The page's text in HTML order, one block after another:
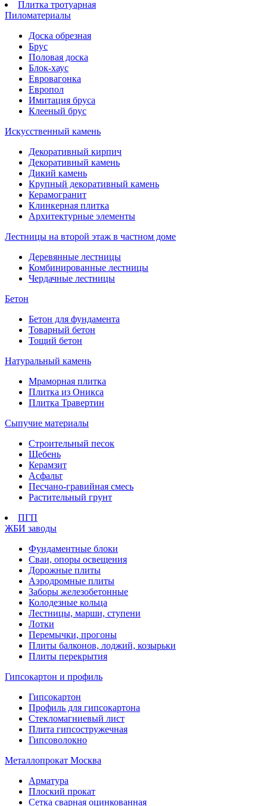
Плитка тротуарная
Пиломатериалы
Доска обрезная
Брус
Половая доска
Блок-хаус
Евровагонка
Европол
Имитация бруса
Клееный брус
Искусственный камень
Декоративный кирпич
Декоративный камень
Дикий камень
Крупный декоративный камень
Керамогранит
Клинкерная плитка
Архитектурные элементы
Лестницы на второй этаж в частном доме
Деревянные лестницы
Комбинированные лестницы
Чердачные лестницы
Бетон
Бетон для фундамента
Товарный бетон
Тощий бетон
Натуральный камень
Мраморная плитка
Плитка из Оникса
Плитка Травертин
Сыпучие материалы
Строительный песок
Щебень
Керамзит
Асфальт
Песчано-гравийная смесь
Растительный грунт
ПГП
ЖБИ заводы
Фундаментные блоки
Сваи, опоры освещения
Дорожные плиты
Аэродромные плиты
Заборы железобетонные
Колодезные кольца
Лестницы, марши, ступени
Лотки
Перемычки, прогоны
Плиты балконов, лоджий, козырьки
Плиты перекрытия
Гипсокартон и профиль
Гипсокартон
Профиль для гипсокартона
Стекломагниевый лист
Плита гипсостружечная
Гипсоволокно
Металлопрокат Москва
Арматура
Плоский прокат
Сетка сварная оцинкованная